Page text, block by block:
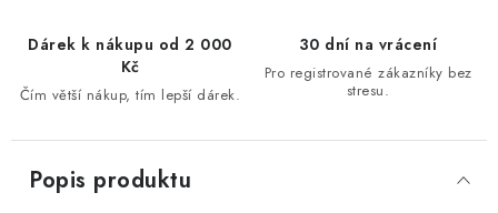
Dárek k nákupu od 2 000
Kč
Čím větší nákup, tím lepší dárek.
30 dní na vrácení
Pro registrované zákazníky bez
stresu.
Popis produktu